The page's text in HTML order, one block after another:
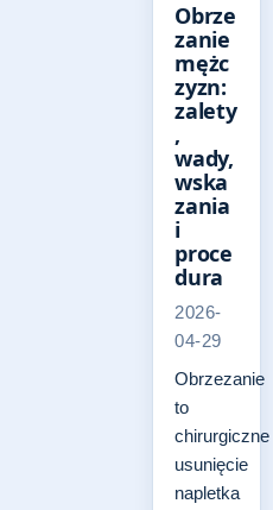
Obrze
zanie
mężc
zyzn:
zalety
,
wady,
wska
zania
i
proce
dura
2026-
04-29
Obrzezanie
to
chirurgiczne
usunięcie
napletka